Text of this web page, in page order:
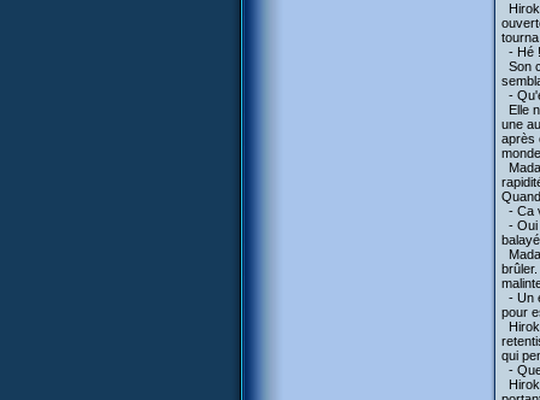
- Hé
Son
-
Elle
une
après
- Ca
- Oui
- Un
pour
qui
-